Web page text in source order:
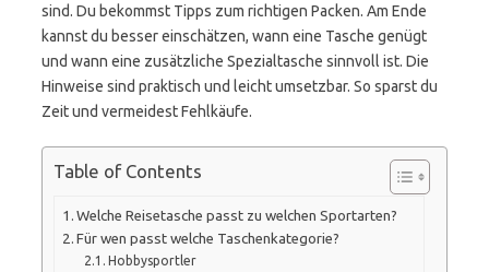
sind. Du bekommst Tipps zum richtigen Packen. Am Ende
kannst du besser einschätzen, wann eine Tasche genügt
und wann eine zusätzliche Spezialtasche sinnvoll ist. Die
Hinweise sind praktisch und leicht umsetzbar. So sparst du
Zeit und vermeidest Fehlkäufe.
Table of Contents
Welche Reisetasche passt zu welchen Sportarten?
Für wen passt welche Taschenkategorie?
Hobbysportler